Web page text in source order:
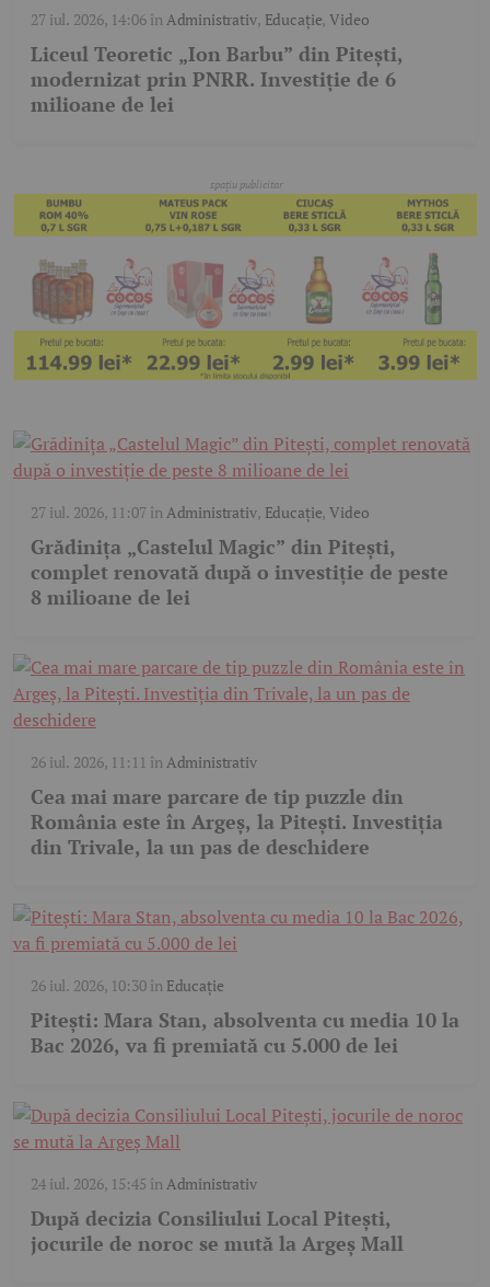
27 iul. 2026, 14:06înAdministrativ, Educație,Video
Liceul Teoretic „Ion Barbu” din Pitești,
modernizat prin PNRR. Investiție de 6
milioane de lei
27 iul. 2026, 11:07înAdministrativ, Educație,Video
Grădinița „Castelul Magic” din Pitești,
complet renovată după o investiție de peste
8 milioane de lei
26 iul. 2026, 11:11 înAdministrativ
Cea mai mare parcare de tip puzzle din
România este în Argeș, la Pitești. Investiția
din Trivale, la un pas de deschidere
26 iul. 2026, 10:30în Educație
Pitești: Mara Stan, absolventa cu media 10 la
Bac 2026, va fi premiată cu 5.000 de lei
24 iul. 2026, 15:45 înAdministrativ
După decizia Consiliului Local Pitești,
jocurile de noroc se mută la Argeș Mall